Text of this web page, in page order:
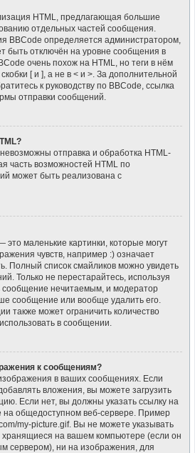
HTML, предлагающая большие
отдельных частей сообщения.
BBCode определяется администратором,
быть отключён на уровне сообщения в
очень похож на HTML, но теги в нём
[ и ], а не в < и >. За дополнительной
к руководству по BBCode, ссылка
отправки сообщений.
отправка и обработка HTML-
часть возможностей HTML по
может быть реализована с
маленькие картинки, которые могут
чувств, например :) означает
Полный список смайликов можно увидеть
Только не перестарайтесь, используя
сообщение нечитаемым, и модератор
сообщение или вообще удалить его.
также может ограничить количество
в сообщении.
к сообщениям?
в ваших сообщениях. Если
вложения, вы можете загрузить
Если нет, вы должны указать ссылку на
на общедоступном веб-сервере. Пример
my-picture.gif. Вы не можете указывать
на вашем компьютере (если он
сервером), ни на изображения, для